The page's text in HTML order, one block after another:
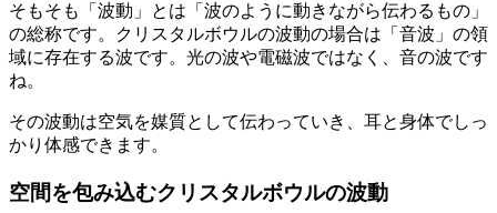
そもそも「波動」とは「波のように動きながら伝わるもの」
の総称です。クリスタルボウルの波動の場合は「音波」の領
域に存在する波です。光の波や電磁波ではなく、音の波です
ね。
その波動は空気を媒質として伝わっていき、耳と身体でしっ
かり体感できます。
空間を包み込むクリスタルボウルの波動